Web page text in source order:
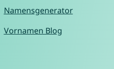
Namensgenerator
Vornamen Blog